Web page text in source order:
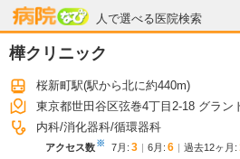
人で選べる医院検索
病院なび
樺クリニック
桜新町駅(駅から北に約440m)
東京都世田谷区弦巻4丁目2-18 グラン
内科 消化器科 循環器科
アクセス数※ 7月 : 3 6月 : 6 過去12ヶ月: